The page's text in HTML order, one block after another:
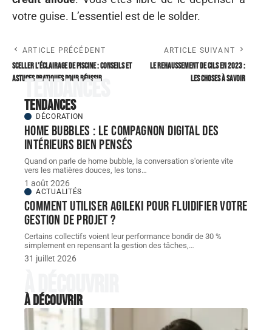
votre guise. L’essentiel est de le solder.
ARTICLE PRÉCÉDENT
Sceller l’éclairage de piscine : conseils et
astuces pratiques pour réussir
ARTICLE SUIVANT
Le Rehaussement de Cils en 2023 :
Les Choses à Savoir
Tendances
Tendances
DÉCORATION
Home bubbles : le compagnon digital des
intérieurs bien pensés
Quand on parle de home bubble, la conversation s'oriente vite
vers les matières douces, les tons…
1 août 2026
ACTUALITÉS
Comment utiliser Agileki pour fluidifier votre
gestion de projet ?
Certains collectifs voient leur performance bondir de 30 %
simplement en repensant la gestion des tâches, …
31 juillet 2026
À découvrir
À découvrir